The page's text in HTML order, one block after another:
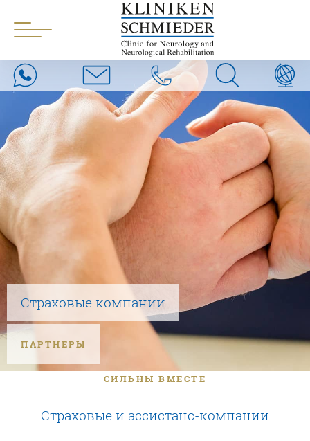
Страховые компании
ПАРТНЕРЫ
СИЛЬНЫ ВМЕСТЕ
Страховые и ассистанс-компании